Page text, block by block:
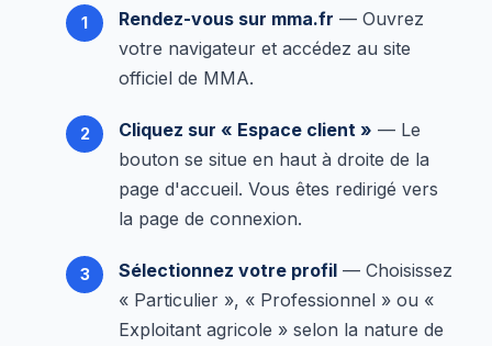
Rendez-vous sur mma.fr — Ouvrez
votre navigateur et accédez au site
officiel de MMA.
Cliquez sur « Espace client » — Le
bouton se situe en haut à droite de la
page d'accueil. Vous êtes redirigé vers
la page de connexion.
Sélectionnez votre profil — Choisissez
« Particulier », « Professionnel » ou «
Exploitant agricole » selon la nature de